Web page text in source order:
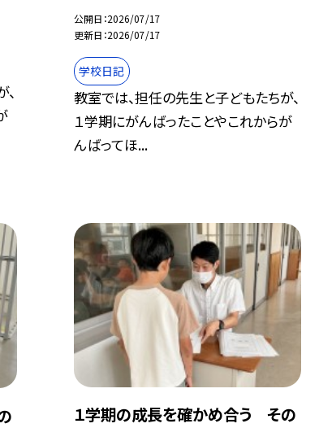
公開日 2026/07/17
更新日 2026/07/17
学校日記
教室では、担任の先生と子どもたちが、
１学期にがんばったことやこれからが
んばってほ...
１学期の成長を確かめ合う その